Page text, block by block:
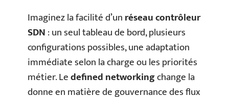
Imaginez la facilité d’unréseau contrôleur
SDN: un seul tableau de bord, plusieurs
configurations possibles, une adaptation
immédiate selon la charge ou les priorités
métier. Ledefined networkingchange la
donne en matière de gouvernance des flux